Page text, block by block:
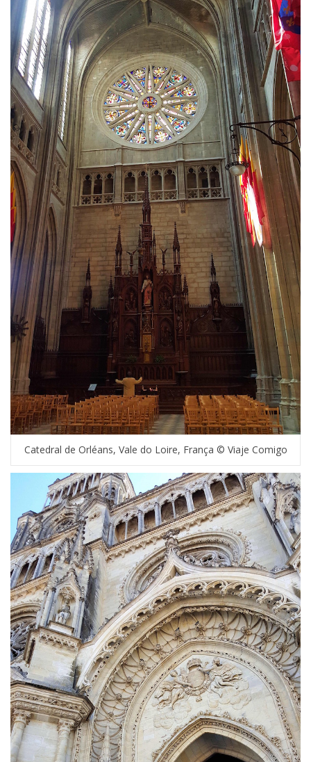
Catedral de Orléans, Vale do Loire, França © Viaje Comigo